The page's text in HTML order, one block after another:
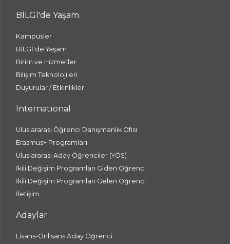
BİLGİ'de Yaşam
Kampüsler
BİLGİ'de Yaşam
Birim ve Hizmetler
Bilişim Teknolojileri
Duyurular / Etkinlikler
International
Uluslararası Öğrenci Danışmanlık Ofisi
Erasmus+ Programları
Uluslararası Aday Öğrenciler (YÖS)
İkili Değişim Programları Giden Öğrenci
İkili Değişim Programları Gelen Öğrenci
İletişim
Adaylar
Lisans-Önlisans Aday Öğrenci